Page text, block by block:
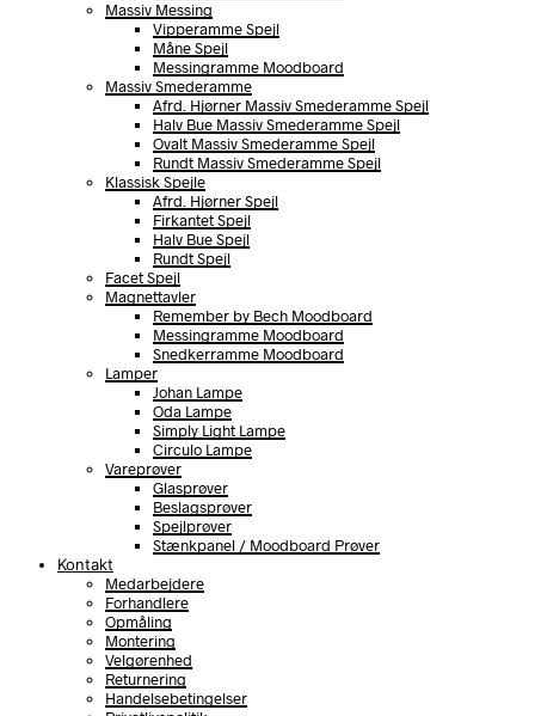
Massiv Messing
Vipperamme Spejl
Måne Spejl
Messingramme Moodboard
Massiv Smederamme
Afrd. Hjørner Massiv Smederamme Spejl
Halv Bue Massiv Smederamme Spejl
Ovalt Massiv Smederamme Spejl
Rundt Massiv Smederamme Spejl
Klassisk Spejle
Afrd. Hjørner Spejl
Firkantet Spejl
Halv Bue Spejl
Rundt Spejl
Facet Spejl
Magnettavler
Remember by Bech Moodboard
Messingramme Moodboard
Snedkerramme Moodboard
Lamper
Johan Lampe
Oda Lampe
Simply Light Lampe
Circulo Lampe
Vareprøver
Glasprøver
Beslagsprøver
Spejlprøver
Stænkpanel / Moodboard Prøver
Kontakt
Medarbejdere
Forhandlere
Opmåling
Montering
Velgørenhed
Returnering
Handelsebetingelser